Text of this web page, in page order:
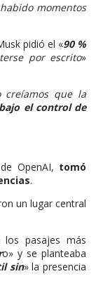
momentos
pidió el «90 %
por escrito»
creíamos que la
bajo el control de
OpenAI, tomó
.
un lugar central
pasajes más
o» y se planteaba
sin» la presencia